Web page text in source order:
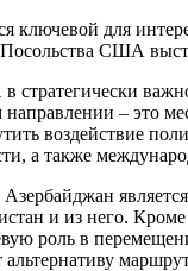
ключевой для
США
– это
воздействие
а также
Азербайджан
и из него. Кроме
роль в
альтернативу